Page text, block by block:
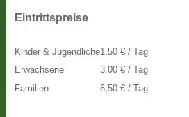
Eintrittspreise
Kinder & Jugendliche
Erwachsene
Familien
1,50 € / Tag
3,00 € / Tag
6,50 € / Tag